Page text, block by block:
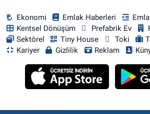
Ekonomi Emlak Haberleri
Kentsel Dönüşüm
Prefabrik Ev
Sektörel
Tiny House Toki
Kariyer
Gizlilik Reklam